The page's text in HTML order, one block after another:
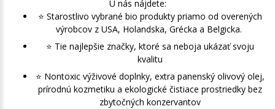
U nás nájdete:
⭐️ Starostlivo vybrané bio produkty priamo od overených
výrobcov z USA, Holandska, Grécka a Belgicka.
⭐️ Tie najlepšie značky, ktoré sa neboja ukázať svoju
kvalitu
⭐️ Nontoxic výživové doplnky, extra panenský olivový olej,
prírodnú kozmetiku a ekologické čistiace prostriedky bez
zbytočných konzervantov